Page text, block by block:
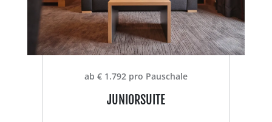
ab € 1.792 pro Pauschale
JUNIORSUITE